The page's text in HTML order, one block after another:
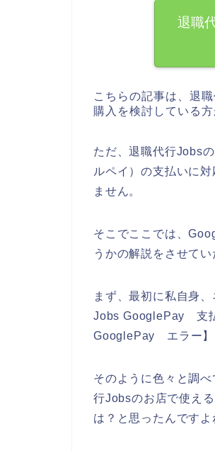
退職
こちらの記事は、退
購入を検討している
ただ、退職代行Jobs
ルペイ）の支払いに
ません。
そこでここでは、
うかの解説をさせてい
まず、最初に私自身
Jobs GooglePay 支
GooglePay エラー】
そのように色々と調
行Jobsのお店で使え
は？と思ったんですよ